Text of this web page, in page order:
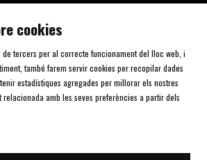
80 (Plaça de Cal Font)
Telf. 93 805 00 75
I POLÍTICA DE PRIVACITAT
cookies
tercers per al correcte funcionament del lloc web, i
també farem servir cookies per recopilar dades
estadístiques agregades per millorar els nostres
amb les seves preferències a partir dels